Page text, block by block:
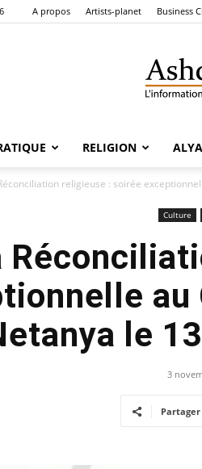
A propos Artists-planet Business
RELIGION ALYA
religieuse : soirée
Culture
au
le
3
Partager